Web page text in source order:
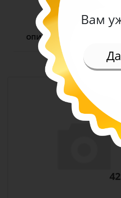
ОПИСАНИЕ
Вам
Да